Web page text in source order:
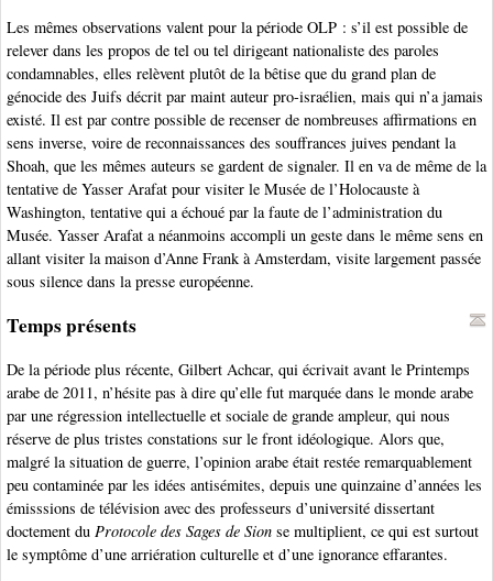
Les mêmes observations valent pour la période OLP : s’il est possible de
relever dans les propos de tel ou tel dirigeant nationaliste des paroles
condamnables, elles relèvent plutôt de la bêtise que du grand plan de
génocide des Juifs décrit par maint auteur pro-israélien, mais qui n’a jamais
existé. Il est par contre possible de recenser de nombreuses affirmations en
sens inverse, voire de reconnaissances des souffrances juives pendant la
Shoah, que les mêmes auteurs se gardent de signaler. Il en va de même de la
tentative de Yasser Arafat pour visiter le Musée de l’Holocauste à
Washington, tentative qui a échoué par la faute de l’administration du
Musée. Yasser Arafat a néanmoins accompli un geste dans le même sens en
allant visiter la maison d’Anne Frank à Amsterdam, visite largement passée
sous silence dans la presse européenne.
Temps présents
De la période plus récente, Gilbert Achcar, qui écrivait avant le Printemps
arabe de 2011, n’hésite pas à dire qu’elle fut marquée dans le monde arabe
par une régression intellectuelle et sociale de grande ampleur, qui nous
réserve de plus tristes constations sur le front idéologique. Alors que,
malgré la situation de guerre, l’opinion arabe était restée remarquablement
peu contaminée par les idées antisémites, depuis une quinzaine d’années les
émisssions de télévision avec des professeurs d’université dissertant
doctement du Protocole des Sages de Sion se multiplient, ce qui est surtout
le symptôme d’une arriération culturelle et d’une ignorance effarantes.